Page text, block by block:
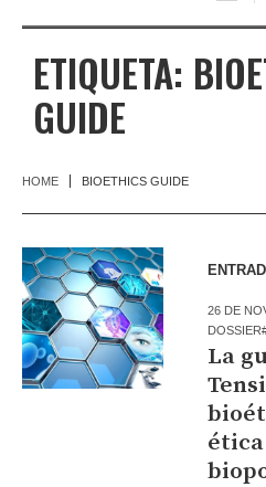
ETIQUETA:
GUIDE
HOME BIOETHICS GUIDE
26 DE
La